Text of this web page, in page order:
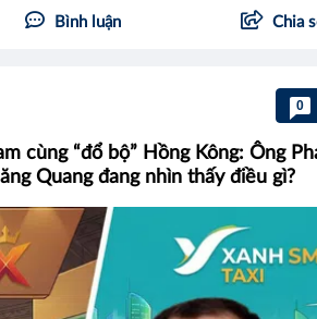
Bình luận Chia
0
cùng “đổ bộ” Hồng Kông: Ông
Quang đang nhìn thấy điều gì?